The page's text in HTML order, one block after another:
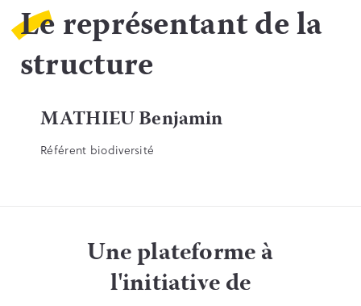
Le représentant de la
structure
MATHIEU Benjamin
Référent biodiversité
Une plateforme à
l'initiative de